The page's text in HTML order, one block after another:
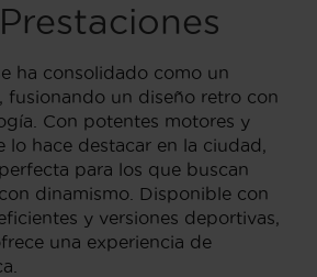
ha consolidado como un
fusionando un diseño retro con
Con potentes motores y
lo hace destacar en la ciudad,
para los que buscan
dinamismo. Disponible con
y versiones deportivas,
una experiencia de